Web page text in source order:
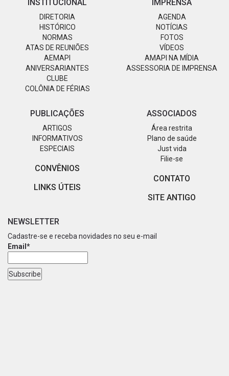
INSTITUCIONAL
DIRETORIA
HISTÓRICO
NORMAS
ATAS DE REUNIÕES
AEMAPI
ANIVERSARIANTES
CLUBE
COLÔNIA DE FÉRIAS
IMPRENSA
AGENDA
NOTÍCIAS
FOTOS
VÍDEOS
AMAPI NA MÍDIA
ASSESSORIA DE IMPRENSA
PUBLICAÇÕES
ARTIGOS
INFORMATIVOS
ESPECIAIS
CONVÊNIOS
LINKS ÚTEIS
ASSOCIADOS
Área restrita
Plano de saúde
Just vida
Filie-se
CONTATO
SITE ANTIGO
NEWSLETTER
Cadastre-se e receba novidades no seu e-mail
Email*